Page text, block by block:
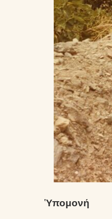
Ὑπομονή